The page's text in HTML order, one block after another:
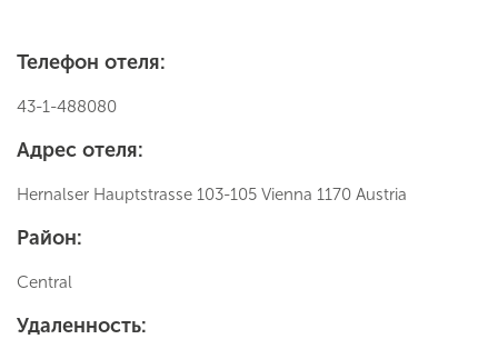
Телефон отеля:
43-1-488080
Адрес отеля:
Hernalser Hauptstrasse 103-105 Vienna 1170 Austria
Район:
Central
Удаленность: